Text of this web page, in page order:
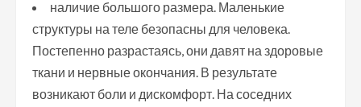
наличие большого размера. Маленькие
структуры на теле безопасны для человека.
Постепенно разрастаясь, они давят на здоровые
ткани и нервные окончания. В результате
возникают боли и дискомфорт. На соседних